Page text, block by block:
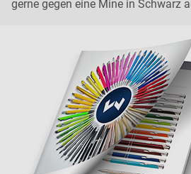
gerne gegen eine Mine in Schwarz